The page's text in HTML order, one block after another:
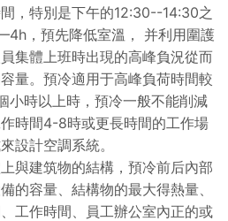
，特別是下午的12:30--14:30之
，預先降低室溫， 并利用圍護
集體上班時出現的高峰負況從而
量。預冷適用于高峰負荷時間較
小時以上時，預冷一般不能削減
時間4-8時或更長時間的工作場
設計空調系統。
與建筑物的結構，預冷前后內部
的容量、結構物的最大得熱量、
工作時間、員工辦公室內正的或